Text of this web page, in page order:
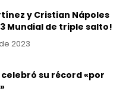
y Cristian Nápoles
Mundial de triple salto!
2023
su récord «por